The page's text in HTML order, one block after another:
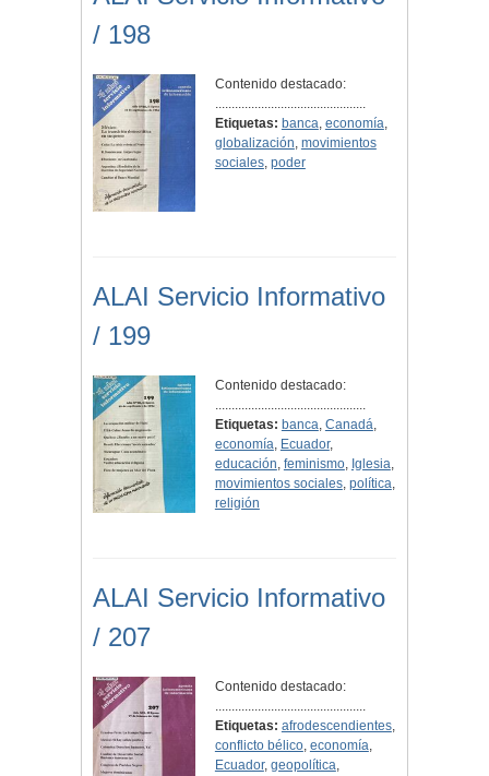
/ 198
Contenido destacado:
..............................................
Etiquetas: banca, economía,
globalización, movimientos
sociales, poder
ALAI Servicio Informativo
/ 199
Contenido destacado:
..............................................
Etiquetas: banca, Canadá,
economía, Ecuador,
educación, feminismo, Iglesia,
movimientos sociales, política,
religión
ALAI Servicio Informativo
/ 207
Contenido destacado:
..............................................
Etiquetas: afrodescendientes,
conflicto bélico, economía,
Ecuador, geopolítica,